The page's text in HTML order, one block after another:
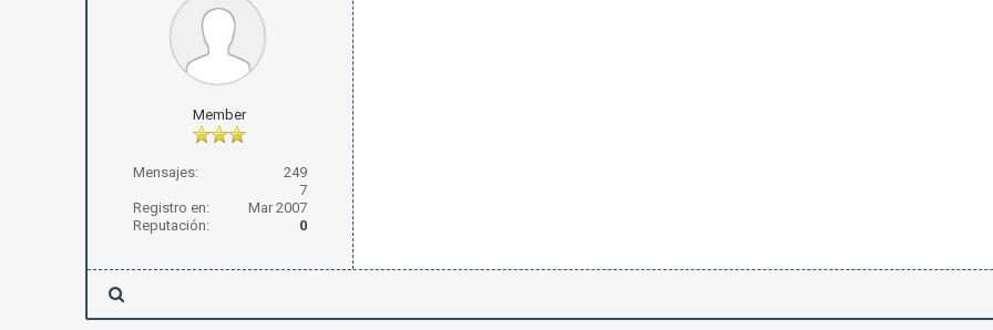
Member
Mensajes:
249
7
Registro en:
Mar 2007
Reputación:
0